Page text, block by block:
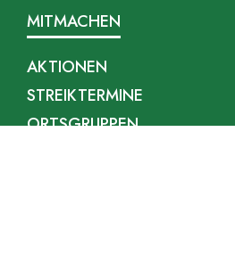
MITMACHEN
AKTIONEN
STREIKTERMINE
ORTSGRUPPEN